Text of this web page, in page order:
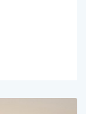
alla